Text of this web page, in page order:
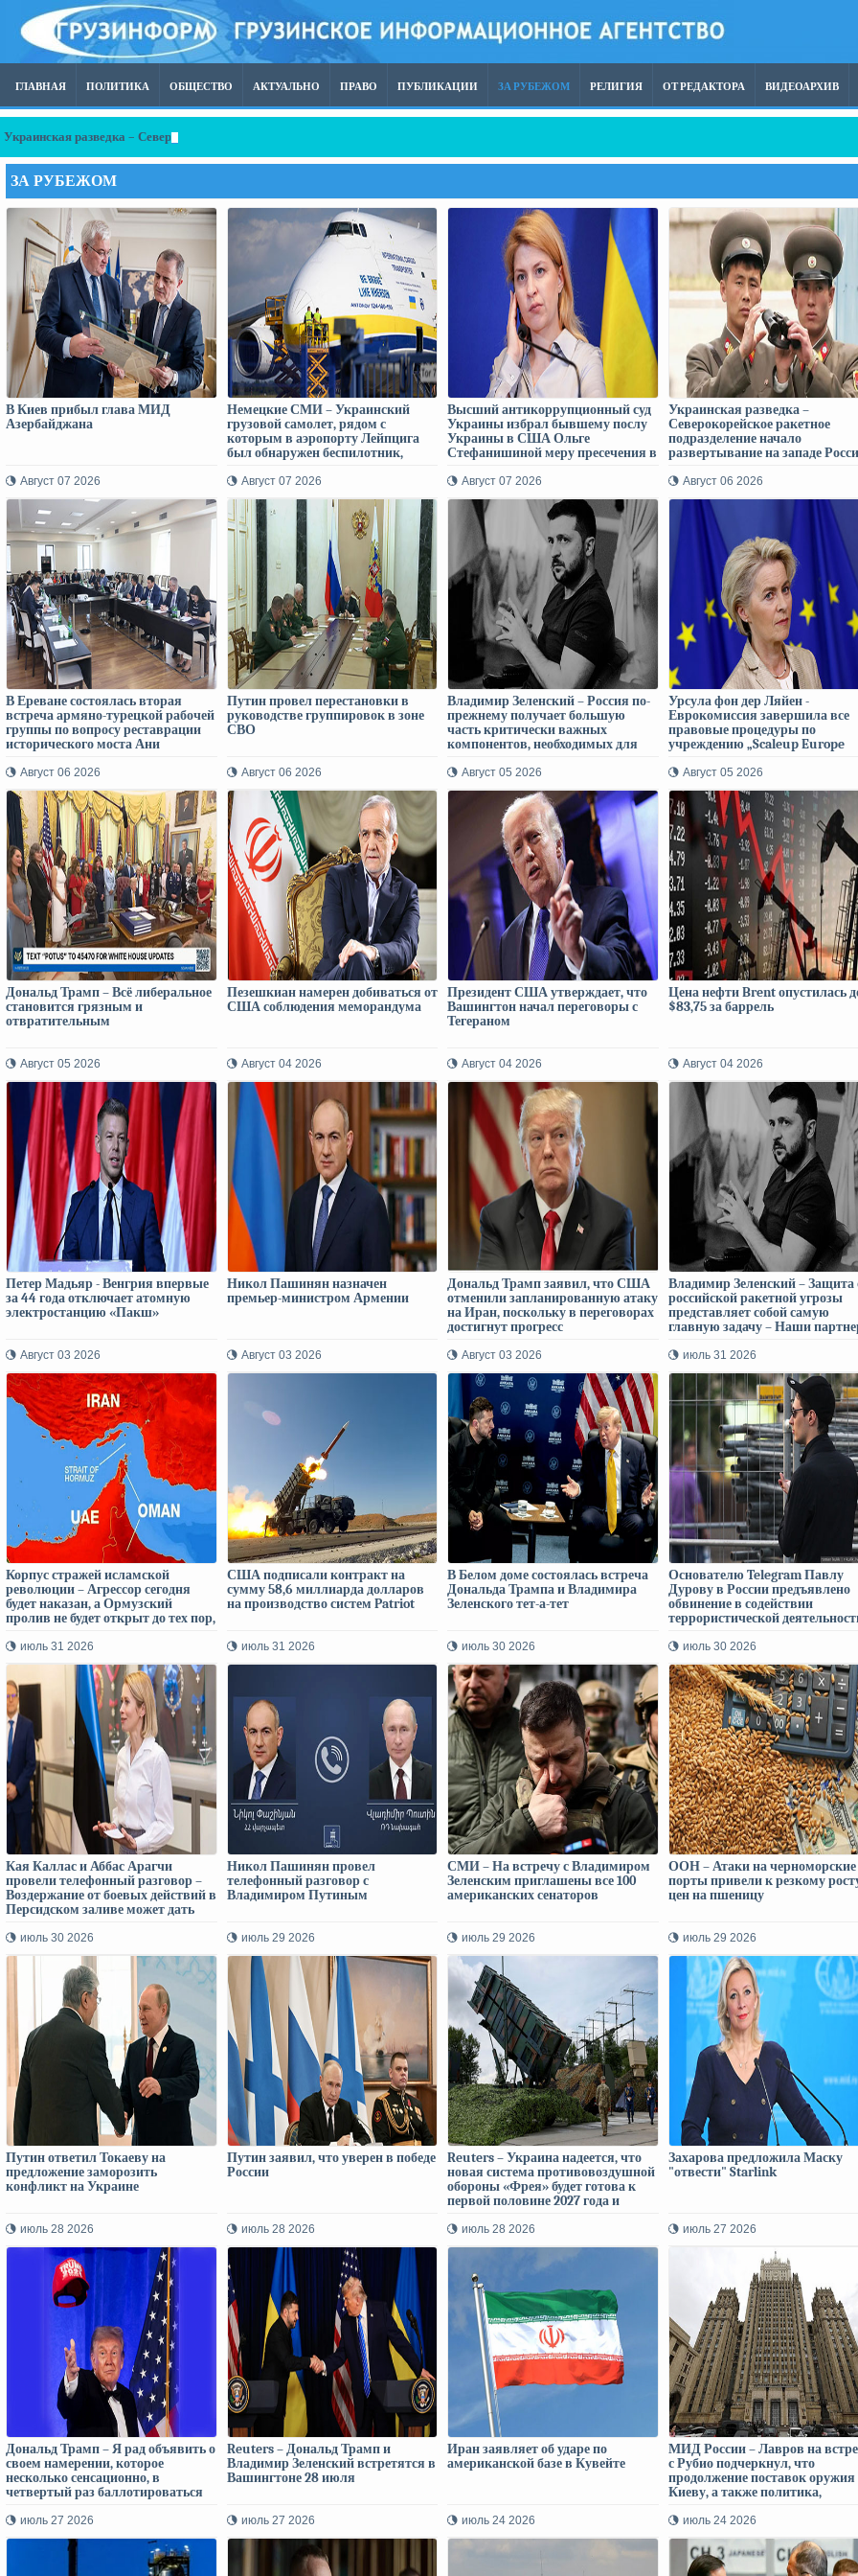
ГЛАВНАЯ ПОЛИТИКА ОБЩЕСТВО АКТУАЛЬНО ПРАВО ПУБЛИКАЦИИ ЗА РУБЕЖОМ РЕЛИГИЯ ОТ РЕДАКТОРА ВИДЕОАРХИВ
Украинская разведка – Северокорейское ракетное подразделение начало развертывание на западе России
ЗА РУБЕЖОМ
В Киев прибыл глава МИД
Азербайджана
Август 07 2026
Немецкие СМИ – Украинский
грузовой самолет, рядом с
которым в аэропорту Лейпцига
был обнаружен беспилотник,
загружен боеприпасами
Август 07 2026
Высший антикоррупционный суд
Украины избрал бывшему послу
Украины в США Ольге
Стефанишиной меру пресечения в
миллионов гривен
Август 07 2026
Украинская разведка –
Северокорейское ракетное
подразделение начало
развертывание на западе
Август 06 2026
В Ереване состоялась вторая
встреча армяно-турецкой рабочей
группы по вопросу реставрации
исторического моста Ани
Август 06 2026
Путин провел перестановки в
руководстве группировок в зоне
СВО
Август 06 2026
Владимир Зеленский – Россия по-
прежнему получает большую
часть критически важных
компонентов, необходимых для
Август 05 2026
Урсула фон дер Ляйен -
Еврокомиссия завершила все
правовые процедуры по
учреждению „Scaleup Europe
осуществлению инвестиций
Август 05 2026
Дональд Трамп – Всё либеральное
становится грязным и
отвратительным
Август 05 2026
Пезешкиан намерен добиваться от
США соблюдения меморандума
Август 04 2026
Президент США утверждает, что
Вашингтон начал переговоры с
Тегераном
Август 04 2026
Цена нефти Brent опустилась
$83,75 за баррель
Август 04 2026
Петер Мадьяр - Венгрия впервые
за 44 года отключает атомную
электростанцию ​​«Пакш»
Август 03 2026
Никол Пашинян назначен
премьер-министром Армении
Август 03 2026
Дональд Трамп заявил, что США
отменили запланированную атаку
на Иран, поскольку в переговорах
достигнут прогресс
Август 03 2026
Владимир Зеленский – Защита
российской ракетной угрозы
представляет собой самую
главную задачу – Наши
июль 31 2026
Корпус стражей исламской
революции – Агрессор сегодня
будет наказан, а Ормузский
пролив не будет открыт до тех пор,
высокопоставленные чиновники
не прекратят угрозы и
вмешательство в морское
сообщение региона
июль 31 2026
США подписали контракт на
сумму 58,6 миллиарда долларов
на производство систем Patriot
июль 31 2026
В Белом доме состоялась встреча
Дональда Трампа и Владимира
Зеленского тет-а-тет
июль 30 2026
Основателю Telegram Павлу
Дурову в России предъявлено
обвинение в содействии
террористической
июль 30 2026
Кая Каллас и Аббас Арагчи
провели телефонный разговор –
Воздержание от боевых действий в
Персидском заливе может дать
предотвратить возобновление
полномасштабной войны
июль 30 2026
Никол Пашинян провел
телефонный разговор с
Владимиром Путиным
июль 29 2026
СМИ – На встречу с Владимиром
Зеленским приглашены все 100
американских сенаторов
июль 29 2026
ООН – Атаки на черноморские
порты привели к резкому
цен на пшеницу
июль 29 2026
Путин ответил Токаеву на
предложение заморозить
конфликт на Украине
июль 28 2026
Путин заявил, что уверен в победе
России
июль 28 2026
Reuters – Украина надеется, что
новая система противовоздушной
обороны «Фрея» будет готова к
первой половине 2027 года и
альтернативой американской
системе «Патриот»
июль 28 2026
Захарова предложила Маску
"отвести" Starlink
июль 27 2026
Дональд Трамп – Я рад объявить о
своем намерении, которое
несколько сенсационно, в
четвертый раз баллотироваться
Штатов
июль 27 2026
Reuters – Дональд Трамп и
Владимир Зеленский встретятся в
Вашингтоне 28 июля
июль 27 2026
Иран заявляет об ударе по
американской базе в Кувейте
июль 24 2026
МИД России – Лавров на
с Рубио подчеркнул, что
продолжение поставок оружия
Киеву, а также политика,
европейских стран,
июль 24 2026